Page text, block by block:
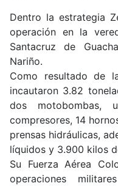
Dentro la estrategia
operación en la
Santacruz de
Nariño.
Como resultado de
incautaron 3.82
dos motobombas,
compresores, 14
prensas hidráulicas,
líquidos y 3.900 kilos
Su Fuerza Aérea
operaciones